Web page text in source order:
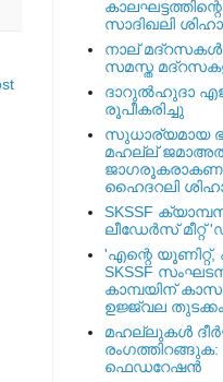
സാദിഖലി
നാല്
സമസ്ത
ദാറുല്‍ഹുദാ
രൂപീകരിച്ചു
സുധാര്യമായ
മഹല്ല്
ഹൈദറലി
SKSSF
ലീഡേർസ് മീറ്റ്
'എന്റെ യൂണിറ്റ്,
SKSSF
കാമ്പയിന്
ഉജ്ജ്വല തുടക്കം
മഹല്ലുകള്‍
ഫെഡറേഷന്‍